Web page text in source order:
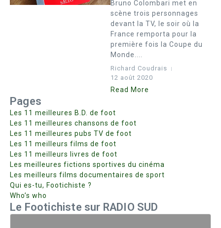
Bruno Colombari met en
scène trois personnages
devant la TV, le soir où la
France remporta pour la
première fois la Coupe du
Monde....
Richard Coudrais
12 août 2020
Read More
Pages
Les 11 meilleures B.D. de foot
Les 11 meilleures chansons de foot
Les 11 meilleures pubs TV de foot
Les 11 meilleurs films de foot
Les 11 meilleurs livres de foot
Les meilleures fictions sportives du cinéma
Les meilleurs films documentaires de sport
Qui es-tu, Footichiste ?
Who’s who
Le Footichiste sur RADIO SUD